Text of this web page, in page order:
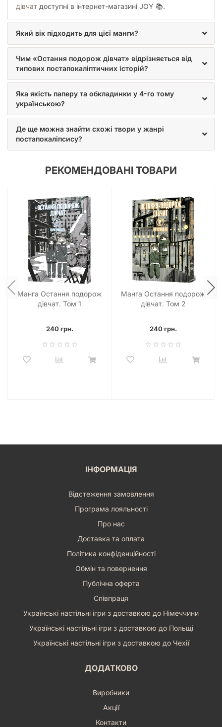
пошуку краси у спустошеному світі. Це твір, який надовго
залишиться у вашій пам'яті, змушуючи повертатися до його
перлину до своєї колекції української манги
насолодитися унікальним баченням Цукумідзу.Купити
мангу «Остання подорож дівчат»– це зробити крок у світ,
де тиша говорить гучніше за будь-які слова, а дружба є
найціннішим скарбом. Це одна з найкращихманґ для
візуалізацію. ЗамовтеТом 4сьогодні та продовжіть цю
незабутню подорож разом з Чіто та Юрі.
дівчат доступні в інтернет-магазині JOY 📚.
Який вік підходить для цієї манги?
Чим «Остання подорож дівчат» відрізняється від
типових постапокаліптичних історій?
Яка якість паперу та обкладинки у 4-го тому
українською?
Де ще можна знайти схожі твори у жанрі
постапокаліпсису?
РЕКОМЕНДОВАНІ ТОВАРИ
Манга Остання подорож
дівчат. Том 1
240 грн.
Манга Остання подорож
дівчат. Том 2
240 грн.
ІНФОРМАЦІЯ
Відстеження замовлення
Програма лояльності
Про нас
Доставка та оплата
Політика конфіденційності
Обмін та повернення
Публічна оферта
Співпраця
Українські настільні ігри з доставкою до Німеччини
Українські настільні ігри з доставкою до Польщі
Українські настільні ігри з доставкою до Чехії
ДОДАТКОВО
Виробники
Акції
Контакти